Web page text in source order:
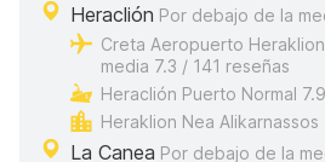
Heraclión Por debajo de la
Creta Aeropuerto
media 7.3 / 141 reseñas
Heraclión Puerto Normal
Heraklion Nea Alikarnassos
La Canea Por debajo de la